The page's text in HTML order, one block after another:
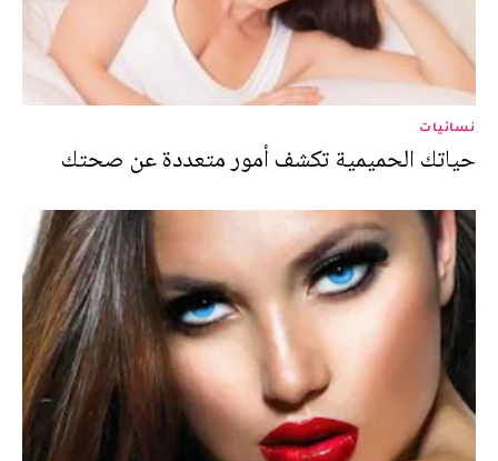
نسائيات
حياتك الحميمية تكشف أمور متعددة عن صحتك